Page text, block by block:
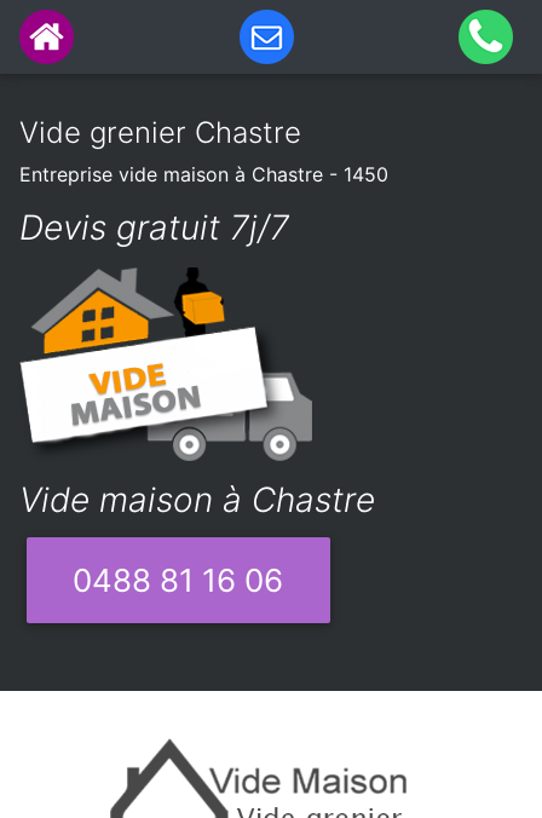
Vide grenier Chastre
Entreprise vide maison à Chastre - 1450
Devis gratuit 7j/7
Vide maison à Chastre
0488 81 16 06